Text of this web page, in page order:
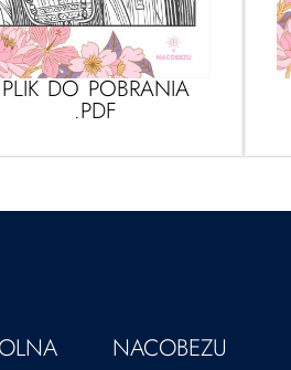
PLIK DO POBRANIA
.PDF
NACOBEZU